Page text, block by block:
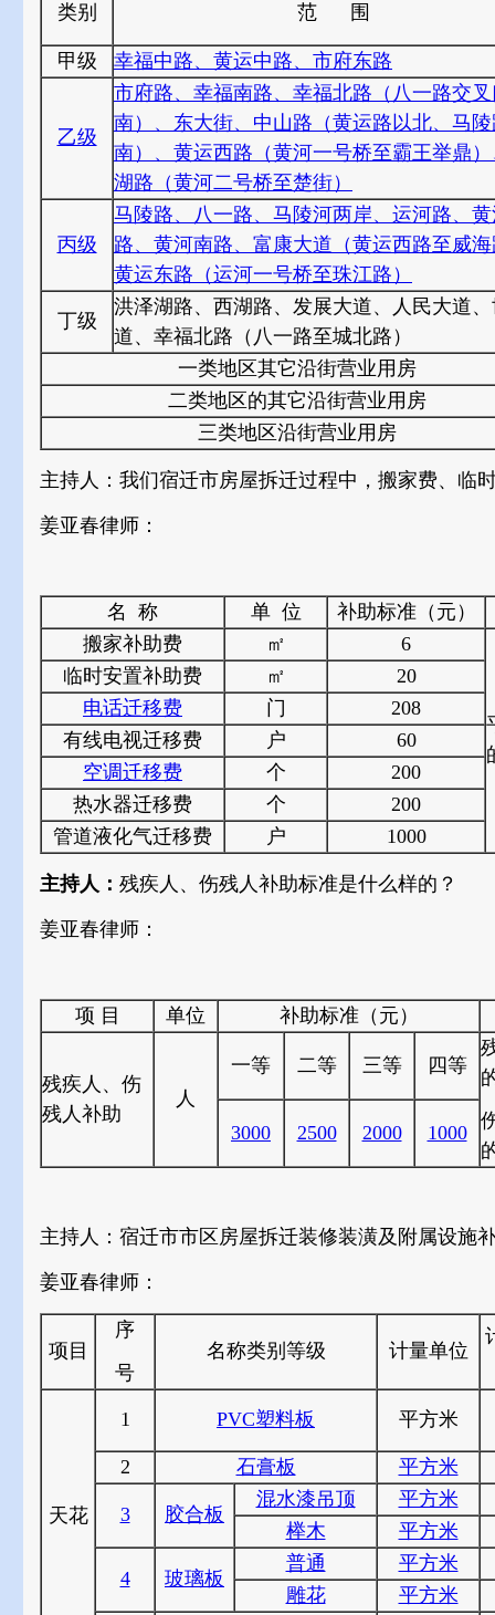
类别 范 围
甲级 幸福中路、黄运中路、市府东路
乙级
市府路、幸福南路、幸福北路（八一路交
南）、东大街、中山路（黄运路以北、马
南）、黄运西路（黄河一号桥至霸王举鼎
湖路（黄河二号桥至楚街）
丙级
马陵路、八一路、马陵河两岸、运河路、
路、黄河南路、富康大道（黄运西路至威
黄运东路（运河一号桥至珠江路）
丁级
洪泽湖路、西湖路、发展大道、人民大道
道、幸福北路（八一路至城北路）
一类地区其它沿街营业用房
二类地区的其它沿街营业用房
三类地区沿街营业用房
主持人：我们宿迁市房屋拆迁过程中，搬家费、临
姜亚春律师：
名 称 单 位
补助标准（元）
搬家补助费
㎡ 6
临时安置补助费 ㎡
20
电话迁移费
门
208
有线电视迁移费
户
60
空调迁移费
个
200
热水器迁移费
个
200
管道液化气迁移费
户 1000
主持人： 残疾人、伤残人补助标准是什么样的？
姜亚春律师：
项 目 单位 补助标准（元）
残疾人、伤
残人补助
人
一等 二等 三等 四等
3000 2500 2000 1000
主持人：宿迁市市区房屋拆迁装修装潢及附属设施
姜亚春律师：
项目
序
号
名称类别等级 计量单位
天花
1 PVC塑料板 平方米
2 石膏板 平方米
3 胶合板
混水漆吊顶
平方米
榉木
平方米
4 玻璃板
普通
平方米
雕花
平方米